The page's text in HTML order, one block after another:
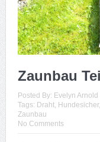
Zaunbau
Posted By: Evelyn Arnold
Tags: Draht, Hundesicher,
Zaunbau
No Comments